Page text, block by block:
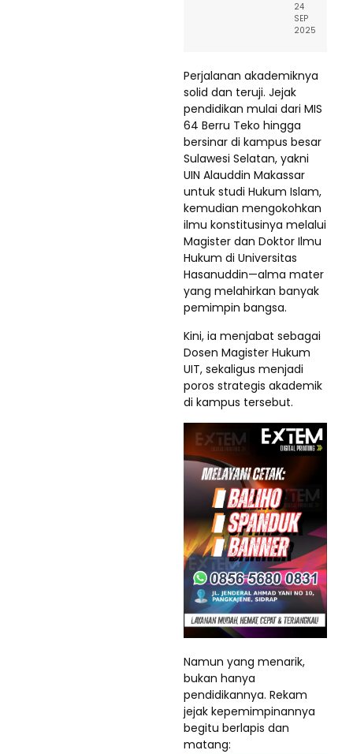
24
SEP
2025
Perjalanan akademiknya
solid dan teruji. Jejak
pendidikan mulai dari MIS
64 Berru Teko hingga
bersinar di kampus besar
Sulawesi Selatan, yakni
UIN Alauddin Makassar
untuk studi Hukum Islam,
kemudian mengokohkan
ilmu konstitusinya melalui
Magister dan Doktor Ilmu
Hukum di Universitas
Hasanuddin—alma mater
yang melahirkan banyak
pemimpin bangsa.
Kini, ia menjabat sebagai
Dosen Magister Hukum
UIT, sekaligus menjadi
poros strategis akademik
di kampus tersebut.
Namun yang menarik,
bukan hanya
pendidikannya. Rekam
jejak kepemimpinannya
begitu berlapis dan
matang: